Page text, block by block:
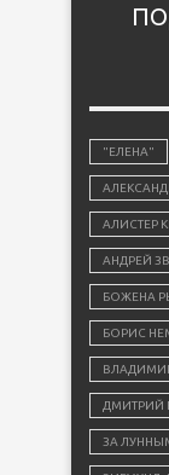
"ЕЛЕНА"
АЛИСТЕР
АНДРЕЙ
БОЖЕНА
БОРИС
ДМИТРИЙ
ЗА